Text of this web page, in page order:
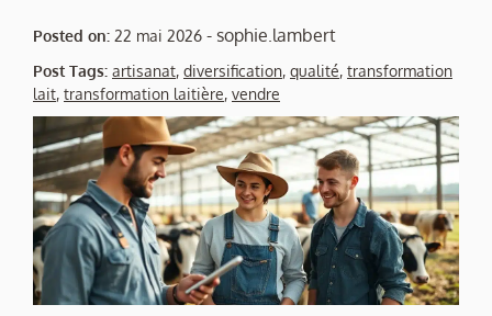
Posted on: 22 mai 2026 - sophie.lambert
Post Tags: artisanat, diversification, qualité, transformation
lait, transformation laitière, vendre